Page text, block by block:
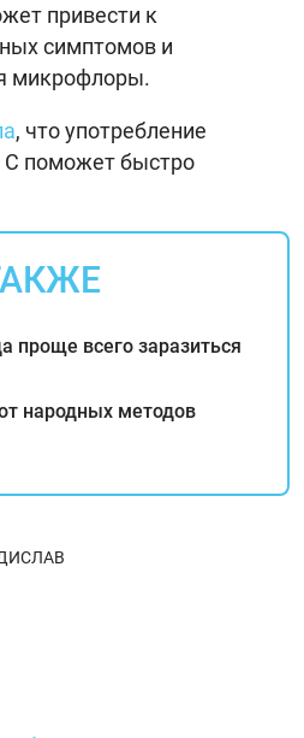
привести к
симптомов и
микрофлоры.
, что употребление
поможет быстро
проще всего заразиться
народных методов